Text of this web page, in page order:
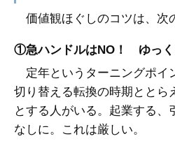
価値観ほぐしのコツは、次
①急ハンドルはNO！ ゆっく
定年というターニングポイ
切り替える転換の時期ととら
とする人がいる。起業する、
なしに。これは厳しい。